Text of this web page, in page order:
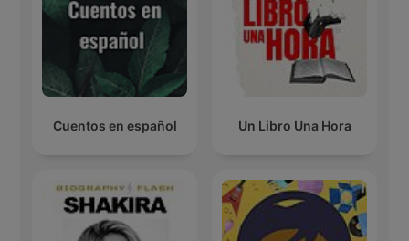
Cuentos en español Un Libro Una Hora